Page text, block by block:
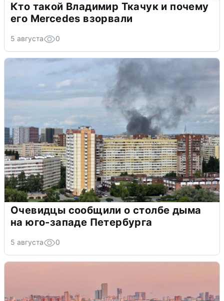
Кто такой Владимир Ткачук и почему
его Mercedes взорвали
5 августа 0
Очевидцы сообщили о столбе дыма
на юго-западе Петербурга
5 августа 0